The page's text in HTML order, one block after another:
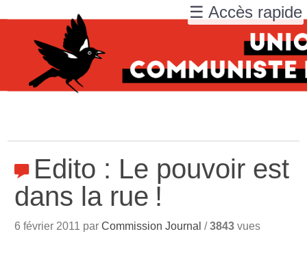
Edito : Le pouvoir est
dans la rue !
6 février 2011 parCommission Journal /3843 vues
☰ Accès rapide